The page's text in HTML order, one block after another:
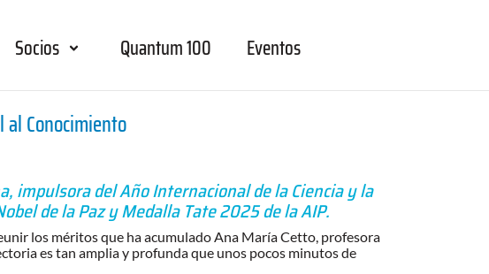
Socios Quantum 100 Eventos
al Conocimiento
impulsora del Año Internacional de la Ciencia y la
de la Paz y Medalla Tate 2025 de la AIP.
los méritos que ha acumulado Ana María Cetto, profesora
es tan amplia y profunda que unos pocos minutos de